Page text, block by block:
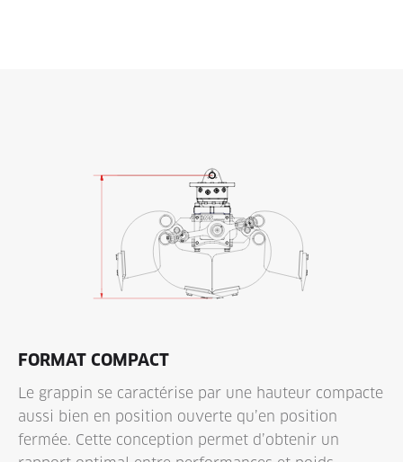
FORMAT COMPACT
Le grappin se caractérise par une hauteur compacte
aussi bien en position ouverte qu’en position
fermée. Cette conception permet d’obtenir un